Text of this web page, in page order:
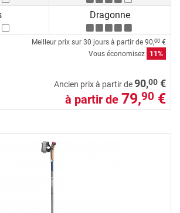
Dragonne
Meilleur prix sur 30 jours à partir de 90,00 €
Vous économisez
11%
Ancien prix à partir de90,00 €
à partir de 79,90 €